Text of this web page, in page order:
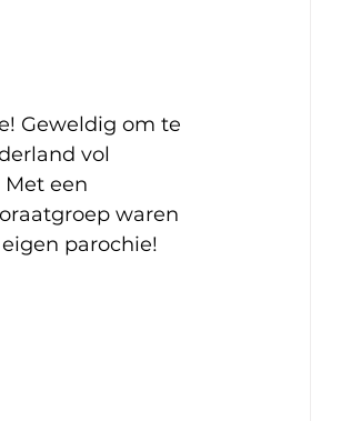
Geweldig om te
vol
een
waren
parochie!